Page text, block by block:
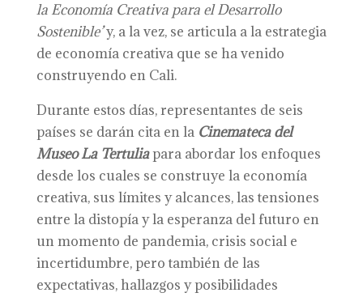
la Economía Creativa para el Desarrollo
Sostenible’y, a la vez, se articula a la estrategia
de economía creativa que se ha venido
construyendo en Cali.
Durante estos días, representantes de seis
países se darán cita en la Cinemateca del
Museo La Tertuliapara abordar los enfoques
desde los cuales se construye la economía
creativa, sus límites y alcances, las tensiones
entre la distopía y la esperanza del futuro en
un momento de pandemia, crisis social e
incertidumbre, pero también de las
expectativas, hallazgos y posibilidades